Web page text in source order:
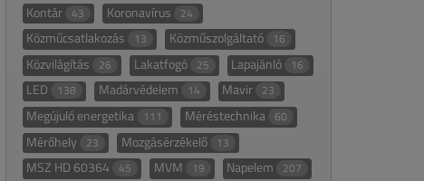
Kontár 43 Koronavírus 24
Közműcsatlakozás 13 Közműszolgáltató 16
Közvilágítás 26 Lakatfogó 25 Lapajánló 16
LED 138 Madárvédelem 14 Mavir 23
Megújuló energetika 111 Méréstechnika 60
Mérőhely 23 Mozgásérzékelő 13
MSZ HD 60364 45 MVM 19 Napelem 207